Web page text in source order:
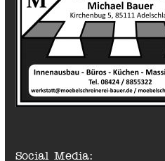
Social Media: